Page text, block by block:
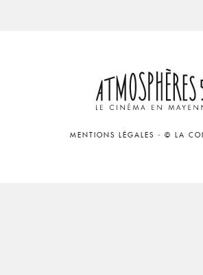
MENTIONS LÉGALES - © LA